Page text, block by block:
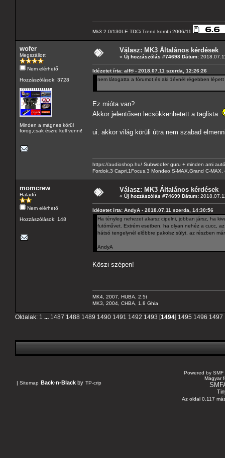
Mk3 2.0/130LE TDCi Trend kombi 2006/11
wofer
Megszállott
Nem elérhető
Hozzászólások: 3728
Minden a mágnes körül
forog,csak észre kell venni!
Válasz: MK3 Általános kérdések
« Új hozzászólás #74698 Dátum:
Idézetet írta: alf® - 2018.07.11 szerda, 12:26:26
nem látogatta a fórumot,és aki 1évnél régebben
Ez mióta van?
Akkor jelentősen lecsökkenhetett a taglista
ui. akkor világ körüli útra nem szabad
https://audioshop.hu/ Subwoofer guru + minden ami
Fordok,3 Capri,1Focus,3 Mondeo,S-MAX,Grand C-
momcrew
Haladó
Nem elérhető
Hozzászólások: 148
Válasz: MK3 Általános kérdések
« Új hozzászólás #74699 Dátum:
Idézetet írta: AndyA - 2018.07.11 szerda, 14:30:56
Ha tényleg nehezet akarsz cipelni, jobban jársz, ha
futóművet. Extrém esetben, ha olyan nehéz a cucc,
hátsó tengelynél előbbre pakolsz súlyt, az részben
AndyA
Köszi szépen!
MK4, 2007, HUBA, 2.5t
MK3, 2004, CHBA, 1.8 Ghia
Oldalak: 1 ... 1487 1488 1489 1490 1491 1492 1493 [1494] 1495 1496 1497
| Sitemap Back-n-Black by TP-crip
Powered by SMF
Magyar
Az oldal 0.117